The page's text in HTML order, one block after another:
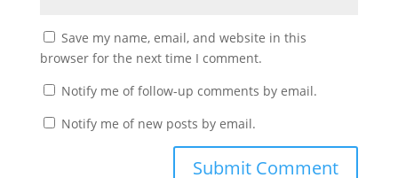
Save my name, email, and website in this
browser for the next time I comment.
Notify me of follow-up comments by email.
Notify me of new posts by email.